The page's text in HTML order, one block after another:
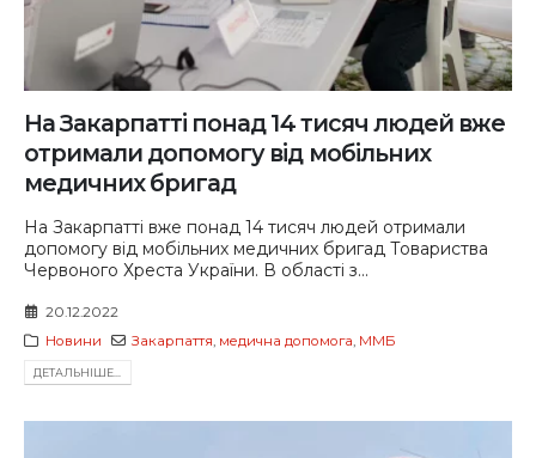
На Закарпатті понад 14 тисяч людей вже
отримали допомогу від мобільних
медичних бригад
На Закарпатті вже понад 14 тисяч людей отримали
допомогу від мобільних медичних бригад Товариства
Червоного Хреста України. В області з...
20.12.2022
Новини
Закарпаття, медична допомога, ММБ
ДЕТАЛЬНIШЕ...